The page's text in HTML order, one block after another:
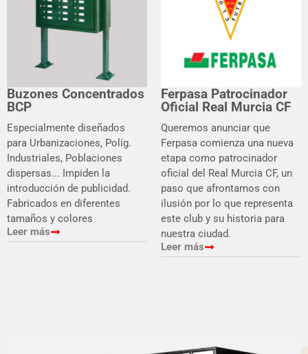
Buzones Concentrados
BCP
Especialmente diseñados
para Urbanizaciones, Políg.
Industriales, Poblaciones
dispersas... Impiden la
introducción de publicidad.
Fabricados en diferentes
tamaños y colores
Leer más
Ferpasa Patrocinador
Oficial Real Murcia CF
Queremos anunciar que
Ferpasa comienza una nueva
etapa como patrocinador
oficial del Real Murcia CF, un
paso que afrontamos con
ilusión por lo que representa
este club y su historia para
nuestra ciudad.
Leer más